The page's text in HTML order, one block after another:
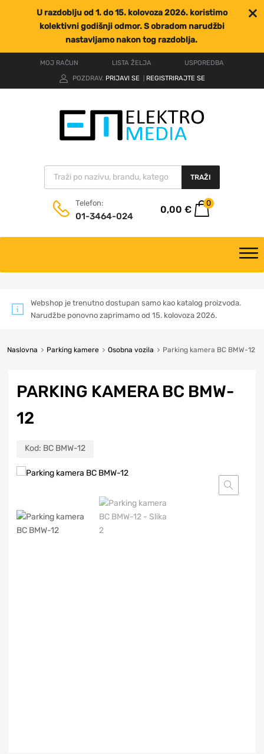
U razdoblju od 1. do 15. kolovoza 2026. koristimo
kolektivni godišnji odmor. S obradom narudžbi
nastavljamo nakon tog razdoblja.
MOJ RAČUN LISTA ŽELJA
USPOREDBA
POZDRAV. PRIJAVI SE REGISTRIRAJTE SE
TRAŽI
Telefon:
01-3464-024
0,00 €
0
Webshop je trenutno dostupan samo kao katalog proizvoda.
Narudžbe ponovno zaprimamo od 15. kolovoza 2026.
Naslovna Parking kamere Osobna vozila Parking kamera BC BMW-12
PARKING KAMERA BC BMW-
12
Kod: BC BMW-12